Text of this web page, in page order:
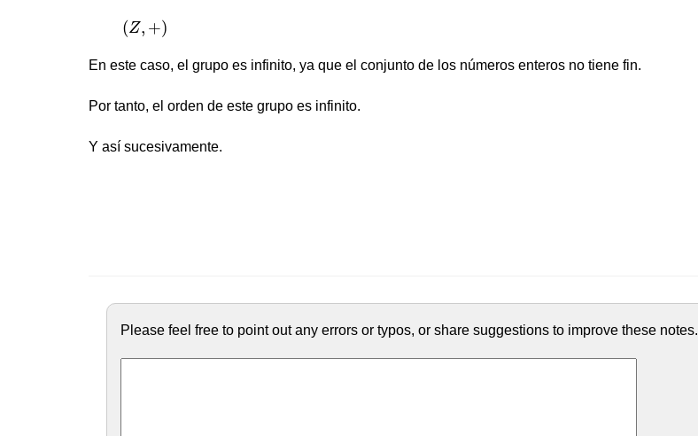
(Z, +)
(Z + )
En este caso, el grupo es infinito, ya que el conjunto de los números enteros no tiene fin.
Por tanto, el orden de este grupo es infinito.
Y así sucesivamente.
Please feel free to point out any errors or typos, or share suggestions to improve these notes.